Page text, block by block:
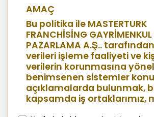
AMAÇ
Bu politika ile MASTERTURK
FRANCHİSİNG
PAZARLAMA A.Ş..
verileri işleme faaliyeti ve
verilerin korunmasına
benimsenen sistemler
açıklamalarda bulunmak,
kapsamda iş ortaklarımız,